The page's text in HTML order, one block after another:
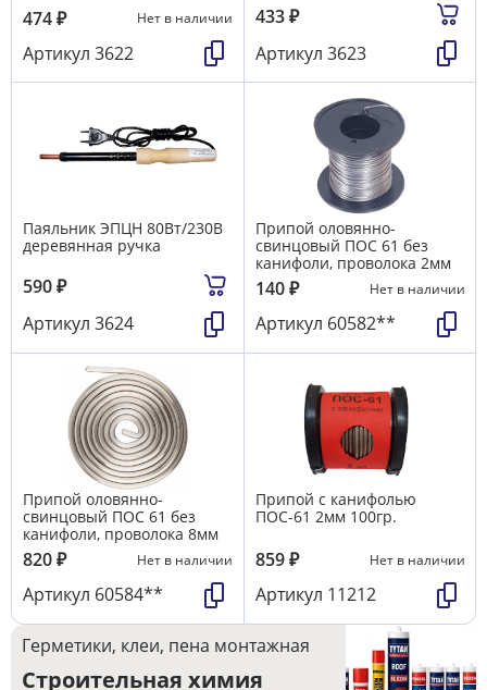
474₽ Нет в наличии
Артикул 3622
433₽
Артикул 3623
Паяльник ЭПЦН 80Вт/230В
деревянная ручка
590₽
Артикул 3624
Припой оловянно-
свинцовый ПОС 61 без
канифоли, проволока 2мм
140₽ Нет в наличии
Артикул 60582**
Припой оловянно-
свинцовый ПОС 61 без
канифоли, проволока 8мм
820₽ Нет в наличии
Артикул 60584**
Припой с канифолью
ПОС-61 2мм 100гр.
859₽ Нет в наличии
Артикул 11212
Герметики, клеи, пена монтажная
Строительная химия